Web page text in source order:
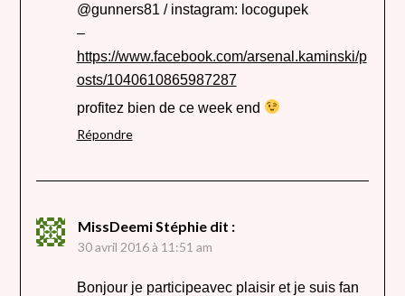
@gunners81 / instagram: locogupek
–
https://www.facebook.com/arsenal.kaminski/p
osts/1040610865987287
profitez bien de ce week end
Répondre
MissDeemi Stéphie dit :
30 avril 2016 à 11:51 am
Bonjour je participeavec plaisir et je suis fan